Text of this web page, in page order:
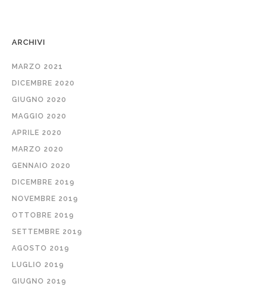
ARCHIVI
MARZO 2021
DICEMBRE 2020
GIUGNO 2020
MAGGIO 2020
APRILE 2020
MARZO 2020
GENNAIO 2020
DICEMBRE 2019
NOVEMBRE 2019
OTTOBRE 2019
SETTEMBRE 2019
AGOSTO 2019
LUGLIO 2019
GIUGNO 2019